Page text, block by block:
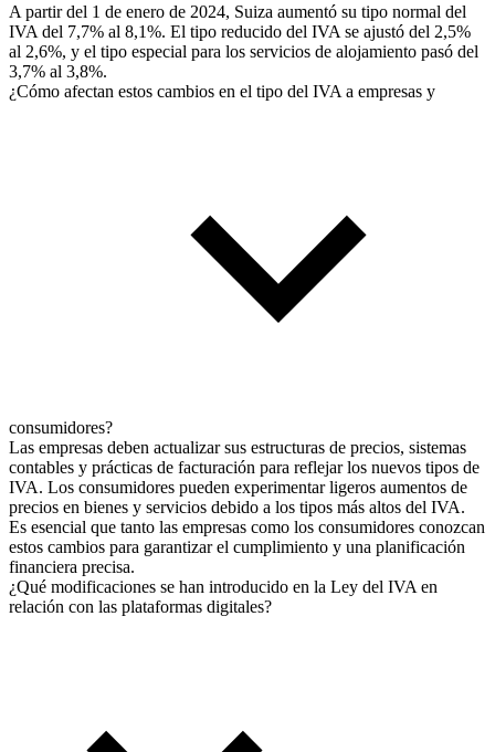
A partir del 1 de enero de 2024, Suiza aumentó su tipo normal del
IVA del 7,7% al 8,1%. El tipo reducido del IVA se ajustó del 2,5%
al 2,6%, y el tipo especial para los servicios de alojamiento pasó del
3,7% al 3,8%.
¿Cómo afectan estos cambios en el tipo del IVA a empresas y
consumidores?
Las empresas deben actualizar sus estructuras de precios, sistemas
contables y prácticas de facturación para reflejar los nuevos tipos de
IVA. Los consumidores pueden experimentar ligeros aumentos de
precios en bienes y servicios debido a los tipos más altos del IVA.
Es esencial que tanto las empresas como los consumidores conozcan
estos cambios para garantizar el cumplimiento y una planificación
financiera precisa.
¿Qué modificaciones se han introducido en la Ley del IVA en
relación con las plataformas digitales?